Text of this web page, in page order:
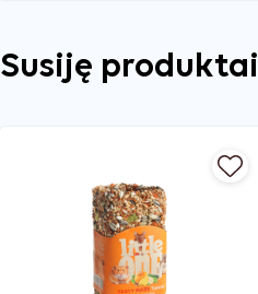
Susiję produktai